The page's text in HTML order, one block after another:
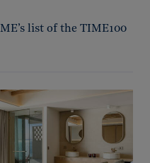
list of the TIME100